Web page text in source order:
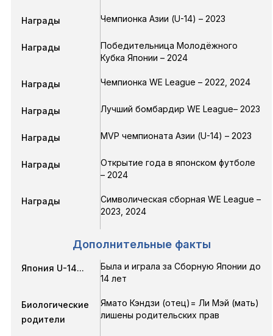
Награды Чемпионка Азии (U-14) – 2023
Награды
Победительница Молодёжного
Кубка Японии – 2024
Награды Чемпионка WE League – 2022, 2024
Награды Лучший бомбардир WE League– 2023
Награды MVP чемпионата Азии (U-14) – 2023
Награды
Открытие года в японском футболе
– 2024
Награды
Символическая сборная WE League –
2023, 2024
Дополнительные факты
Япония U-14...
Была и играла за Сборную Японии до
14 лет
Биологические
родители
Ямато Кэндзи (отец)= Ли Мэй (мать)
лишены родительских прав